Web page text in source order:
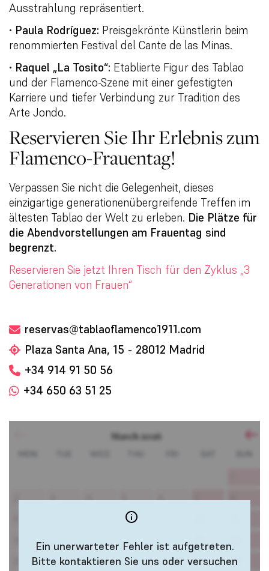
Ausstrahlung repräsentiert.
• Paula Rodríguez: Preisgekrönte Künstlerin beim
renommierten Festival del Cante de las Minas.
• Raquel „La Tosito“: Etablierte Figur des Tablao
und der Flamenco-Szene mit einer gefestigten
Karriere und tiefer Verbindung zur Tradition des
Arte Jondo.
Reservieren Sie Ihr Erlebnis zum
Flamenco-Frauentag!
Verpassen Sie nicht die Gelegenheit, dieses
einzigartige generationenübergreifende Treffen im
ältesten Tablao der Welt zu erleben. Die Plätze für
die Abendvorstellungen am Frauentag sind
begrenzt.
Reservieren Sie jetzt Ihren Tisch für den Zyklus „3
Generationen von Frauen“
reservas@tablaoflamenco1911.com
Plaza Santa Ana, 15 - 28012 Madrid
+34 914 91 50 56
+34 650 63 51 25